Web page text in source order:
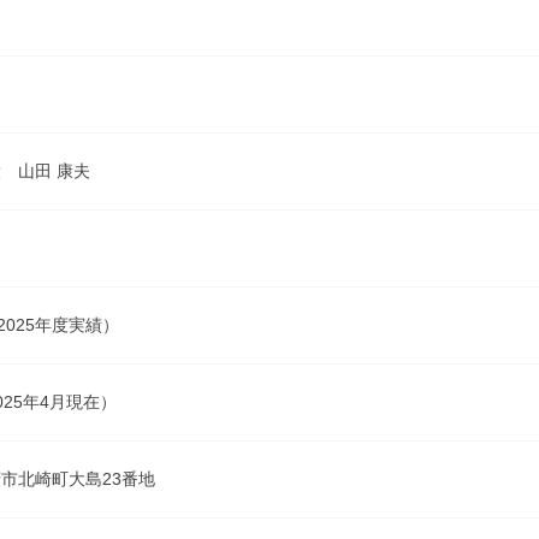
山田 康夫
年度実績）
年4月現在）
北崎町大島23番地